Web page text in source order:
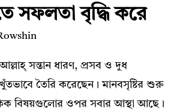
সফলতা বৃদ্ধি করে
সন্তান ধারণ, প্রসব ও দুধ
তৈরি করেছেন। মানবসৃষ্টির শুরু
বিষয়গুলোর ওপর সবার আস্থা আছে।